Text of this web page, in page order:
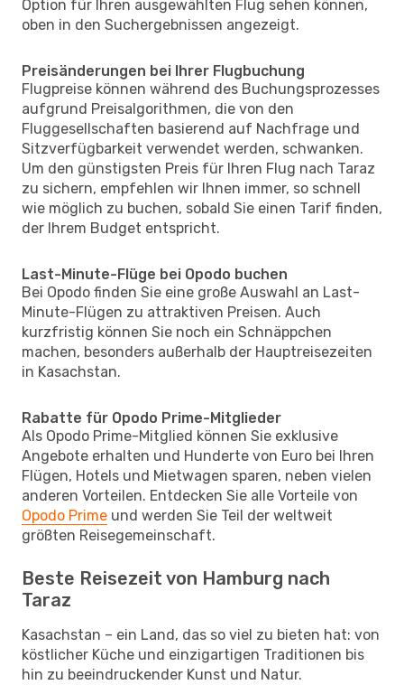
Option für Ihren ausgewählten Flug sehen können,
oben in den Suchergebnissen angezeigt.
Preisänderungen bei Ihrer Flugbuchung
Flugpreise können während des Buchungsprozesses
aufgrund Preisalgorithmen, die von den
Fluggesellschaften basierend auf Nachfrage und
Sitzverfügbarkeit verwendet werden, schwanken.
Um den günstigsten Preis für Ihren Flug nach Taraz
zu sichern, empfehlen wir Ihnen immer, so schnell
wie möglich zu buchen, sobald Sie einen Tarif finden,
der Ihrem Budget entspricht.
Last-Minute-Flüge bei Opodo buchen
Bei Opodo finden Sie eine große Auswahl an Last-
Minute-Flügen zu attraktiven Preisen. Auch
kurzfristig können Sie noch ein Schnäppchen
machen, besonders außerhalb der Hauptreisezeiten
in Kasachstan.
Rabatte für Opodo Prime-Mitglieder
Als Opodo Prime-Mitglied können Sie exklusive
Angebote erhalten und Hunderte von Euro bei Ihren
Flügen, Hotels und Mietwagen sparen, neben vielen
anderen Vorteilen. Entdecken Sie alle Vorteile von
Opodo Prime und werden Sie Teil der weltweit
größten Reisegemeinschaft.
Beste Reisezeit von Hamburg nach
Taraz
Kasachstan – ein Land, das so viel zu bieten hat: von
köstlicher Küche und einzigartigen Traditionen bis
hin zu beeindruckender Kunst und Natur.